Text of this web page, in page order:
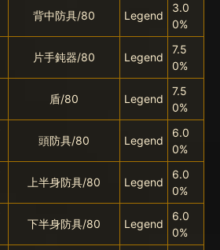
背中防具/80 Legend
3.0
0%
片手鈍器/80 Legend
7.5
0%
盾/80 Legend
7.5
0%
頭防具/80 Legend
6.0
0%
上半身防具/80 Legend
6.0
0%
下半身防具/80 Legend
6.0
0%